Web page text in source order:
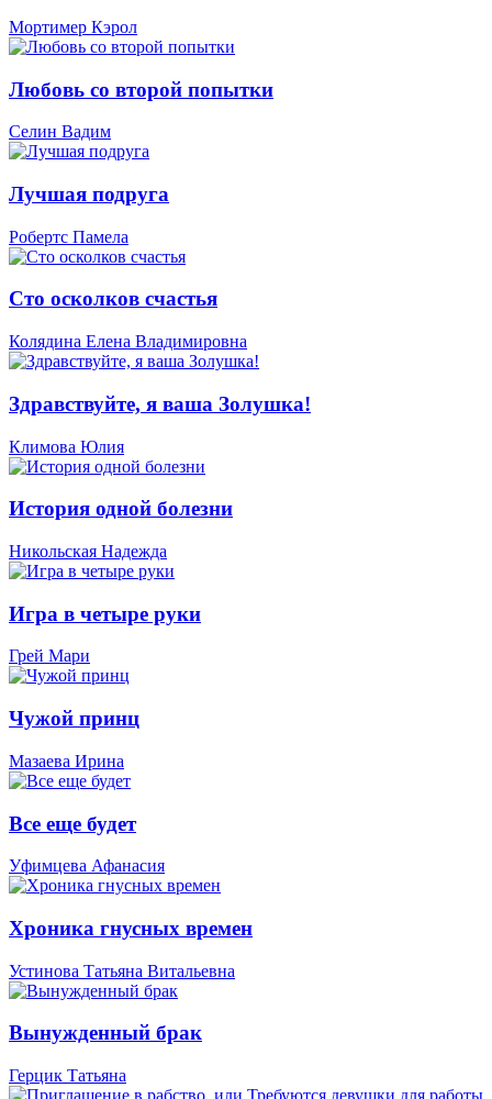
Мортимер Кэрол
Любовь со второй попытки
Селин Вадим
Лучшая подруга
Робертс Памела
Сто осколков счастья
Колядина Елена Владимировна
Здравствуйте, я ваша Золушка!
Климова Юлия
История одной болезни
Никольская Надежда
Игра в четыре руки
Грей Мари
Чужой принц
Мазаева Ирина
Все еще будет
Уфимцева Афанасия
Хроника гнусных времен
Устинова Татьяна Витальевна
Вынужденный брак
Герцик Татьяна